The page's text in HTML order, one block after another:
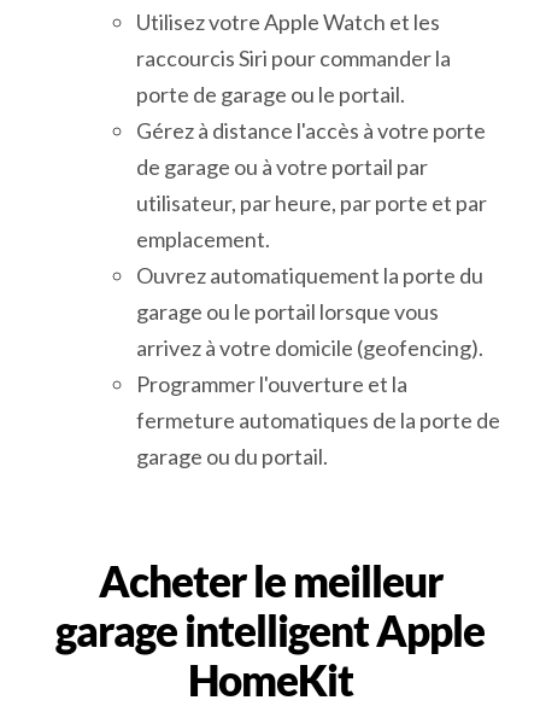
Utilisez votre Apple Watch et les
raccourcis Siri pour commander la
porte de garage ou le portail.
Gérez à distance l'accès à votre porte
de garage ou à votre portail par
utilisateur, par heure, par porte et par
emplacement.
Ouvrez automatiquement la porte du
garage ou le portail lorsque vous
arrivez à votre domicile (geofencing).
Programmer l'ouverture et la
fermeture automatiques de la porte de
garage ou du portail.
Acheter le meilleur
garage intelligent Apple
HomeKit